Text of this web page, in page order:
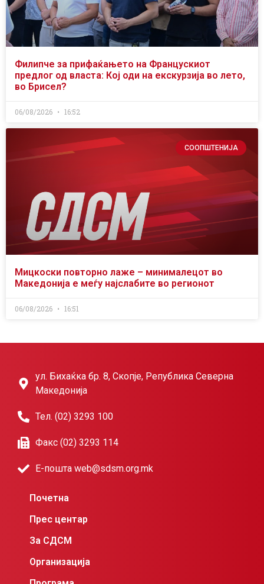
Филипче за прифаќањето на Францускиот
предлог од власта: Кој оди на екскурзија во лето,
во Брисел?
06/08/2026 16:52
СООПШТЕНИЈА
Мицкоски повторно лаже – минималецот во
Македонија е меѓу најслабите во регионот
06/08/2026 16:51
ул. Бихаќка бр. 8, Скопје, Република Северна
Македонија
Тел. (02) 3293 100
Факс (02) 3293 114
Е-пошта web@sdsm.org.mk
Почетна
Прес центар
За СДСМ
Организација